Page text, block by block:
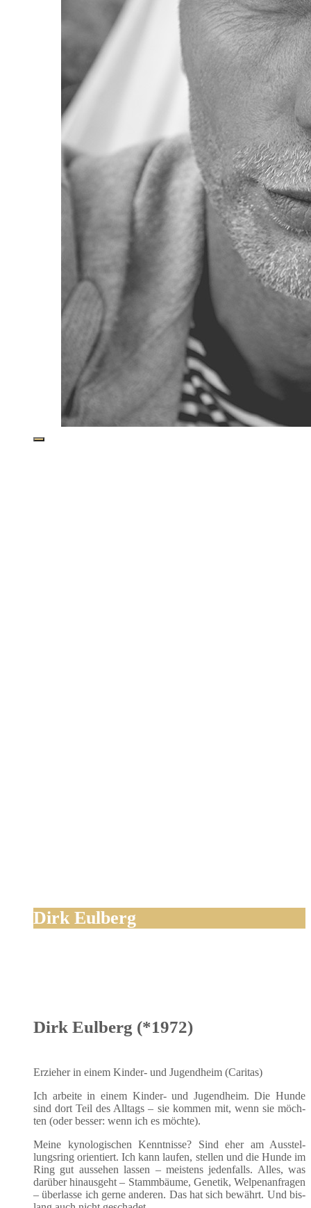
Dirk Eulberg
Dirk Eulberg (*1972)
Erzie­her in einem Kin­der- und Jugend­heim (Cari­tas)
Ich arbei­te in einem Kin­der- und Jugend­heim. Die Hun­de
sind dort Teil des All­tags – sie kom­men mit, wenn sie möch­
ten (oder bes­ser: wenn ich es möchte).
Mei­ne kyno­lo­gi­schen Kennt­nis­se? Sind eher am Aus­stel­
lungs­ring ori­en­tiert. Ich kann lau­fen, stel­len und die Hun­de im
Ring gut aus­se­hen las­sen – meis­tens jeden­falls. Alles, was
dar­über hin­aus­geht – Stamm­bäu­me, Gene­tik, Wel­pen­an­fra­gen
– über­las­se ich ger­ne ande­ren. Das hat sich bewährt. Und bis­